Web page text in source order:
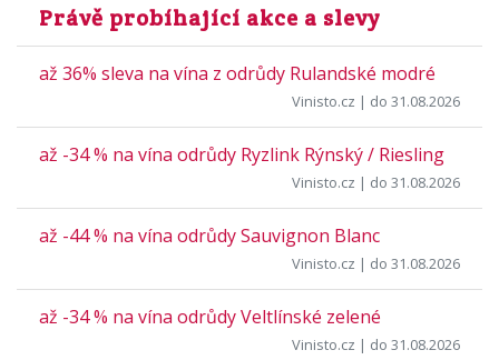
Právě probíhající akce a slevy
až 36% sleva na vína z odrůdy Rulandské modré
Vinisto.cz | do 31.08.2026
až -34 % na vína odrůdy Ryzlink Rýnský / Riesling
Vinisto.cz | do 31.08.2026
až -44 % na vína odrůdy Sauvignon Blanc
Vinisto.cz | do 31.08.2026
až -34 % na vína odrůdy Veltlínské zelené
Vinisto.cz | do 31.08.2026